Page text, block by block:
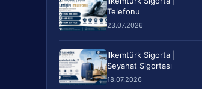
Telefonu
23.07.2026
İlkemtürk Sigorta |
Seyahat Sigortası
18.07.2026